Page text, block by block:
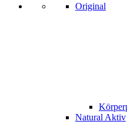
Original
Natural Aktiv